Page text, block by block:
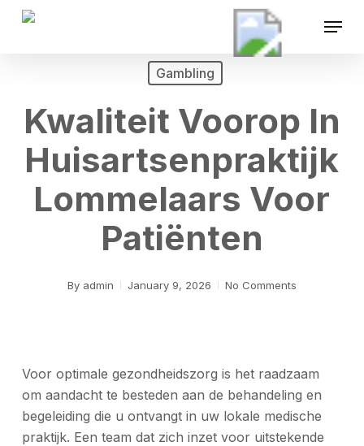
Skip
Menu
Gambling
Kwaliteit Voorop In
Huisartsenpraktijk
Lommelaars Voor
Patiënten
By admin January 9, 2026 No Comments
Voor optimale gezondheidszorg is het raadzaam
om aandacht te besteden aan de behandeling en
begeleiding die u ontvangt in uw lokale medische
praktijk. Een team dat zich inzet voor uitstekende